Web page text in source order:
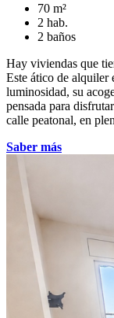
70 m²
2 hab.
2 baños
Hay viviendas que
Este ático de alquiler
luminosidad, su
pensada para
calle peatonal, en
Saber más